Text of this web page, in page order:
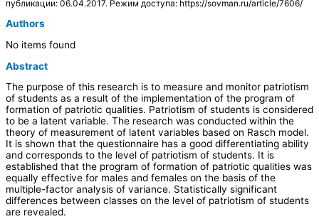
публикации: 06.04.2017. Режим доступа: https://sovman.ru/article/7606/
Authors
No items found
Abstract
The purpose of this research is to measure and monitor patriotism
of students as a result of the implementation of the program of
formation of patriotic qualities. Patriotism of students is considered
to be a latent variable. The research was conducted within the
theory of measurement of latent variables based on Rasch model.
It is shown that the questionnaire has a good differentiating ability
and corresponds to the level of patriotism of students. It is
established that the program of formation of patriotic qualities was
equally effective for males and females on the basis of the
multiple-factor analysis of variance. Statistically significant
differences between classes on the level of patriotism of students
are revealed.